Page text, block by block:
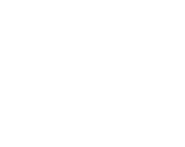
狭いので、本格的